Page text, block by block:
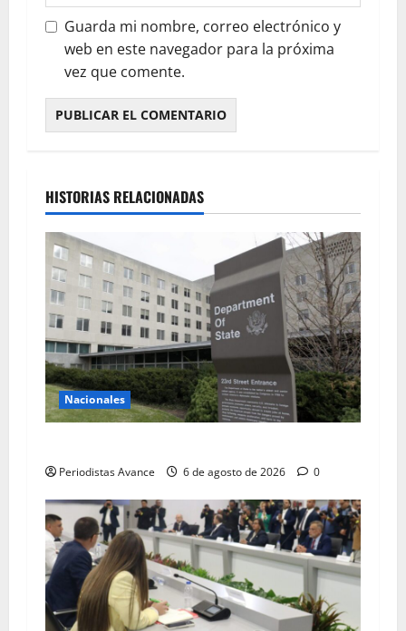
Guarda mi nombre, correo electrónico y
web en este navegador para la próxima
vez que comente.
HISTORIAS RELACIONADAS
Nacionales
Periodistas Avance 6 de agosto de 2026 0